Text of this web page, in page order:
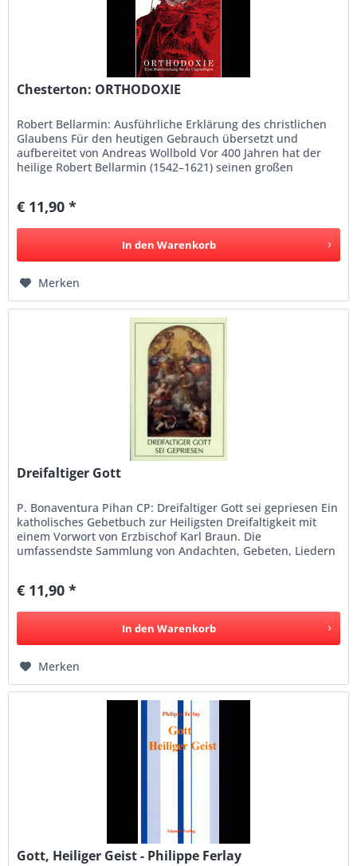
Chesterton: ORTHODOXIE
Robert Bellarmin: Ausführliche Erklärung des christlichen
Glaubens Für den heutigen Gebrauch übersetzt und
aufbereitet von Andreas Wollbold Vor 400 Jahren hat der
heilige Robert Bellarmin (1542–1621) seinen großen
€ 11,90 *
In den Warenkorb
Merken
Dreifaltiger Gott
P. Bonaventura Pihan CP: Dreifaltiger Gott sei gepriesen Ein
katholisches Gebetbuch zur Heiligsten Dreifaltigkeit mit
einem Vorwort von Erzbischof Karl Braun. Die
umfassendste Sammlung von Andachten, Gebeten, Liedern
€ 11,90 *
In den Warenkorb
Merken
Gott, Heiliger Geist - Philippe Ferlay